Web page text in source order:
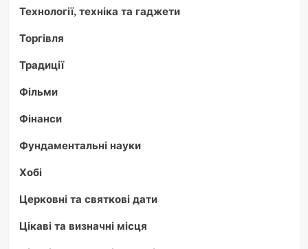
Технології, техніка та гаджети
Торгівля
Традиції
Фільми
Фінанси
Фундаментальні науки
Хобі
Церковні та святкові дати
Цікаві та визначні місця